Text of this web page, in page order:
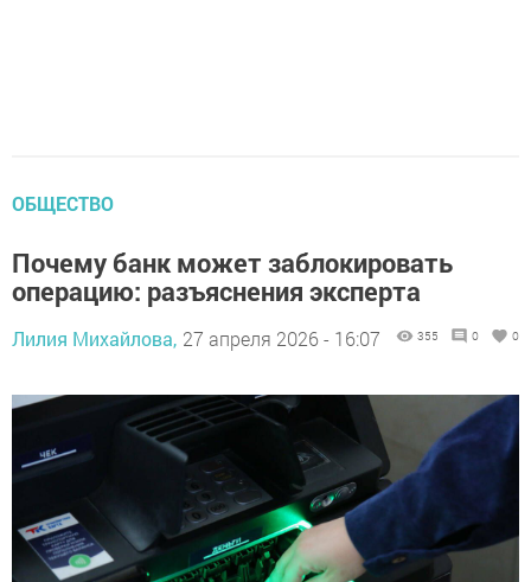
ОБЩЕСТВО
Почему банк может заблокировать
операцию: разъяснения эксперта
Лилия Михайлова, 27 апреля 2026 - 16:07 355 0 0